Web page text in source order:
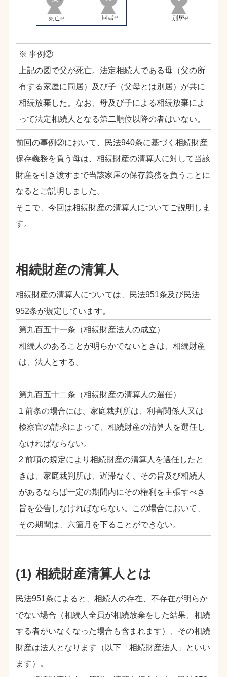
※ 事例②
上記の図で父が死亡。法定相続人である母（父の所
有する家屋に同居）及び子（父母とは別居）が共に
相続放棄した。なお、母及び子による相続放棄によ
って法定相続人となる第二順位以降の者はいない。
前回の事例②において、民法940条に基づく相続財産
保存義務を負う母は、相続財産の清算人に対して当該
財産を引き渡すまで当該家屋の保存義務を負うことに
なるとご説明しました。
そこで、今回は相続財産の清算人についてご説明しま
す。
相続財産の清算人
相続財産の清算人については、民法951条及び民法
952条が規定しています。
第九百五十一条（相続財産法人の成立）
相続人のあることが明らかでないときは、相続財産
は、法人とする。
第九百五十二条（相続財産の清算人の選任）
1 前条の場合には、家庭裁判所は、利害関係人又は
検察官の請求によって、相続財産の清算人を選任し
なければならない。
2 前項の規定により相続財産の清算人を選任したと
きは、家庭裁判所は、遅滞なく、その旨及び相続人
があるならば一定の期間内にその権利を主張すべき
旨を公告しなければならない。この場合において、
その期間は、六箇月を下ることができない。
(1) 相続財産清算人とは
民法951条によると、相続人の存在、不存在が明らか
でない場合（相続人全員が相続放棄をした結果、相続
する者がいなくなった場合も含まれます）、その相続
財産は法人となります（以下「相続財産法人」といい
ます）。